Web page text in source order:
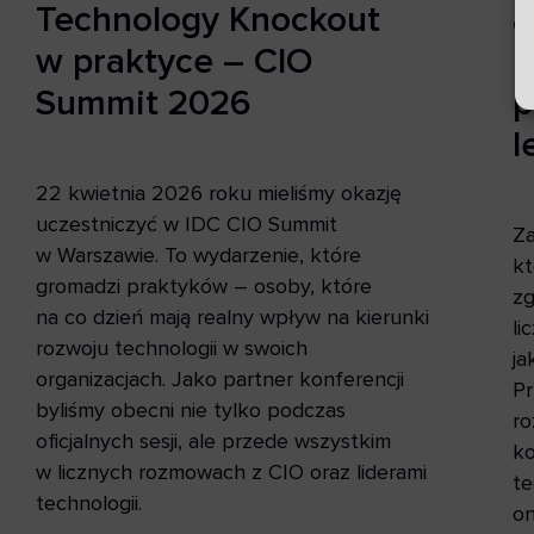
Technology Knockout
w praktyce – CIO
Summit 2026
22 kwietnia 2026 roku mieliśmy okazję
uczestniczyć w IDC CIO Summit
w Warszawie. To wydarzenie, które
gromadzi praktyków – osoby, które
na co dzień mają realny wpływ na kierunki
rozwoju technologii w swoich
organizacjach. Jako partner konferencji
byliśmy obecni nie tylko podczas
oficjalnych sesji, ale przede wszystkim
w licznych rozmowach z CIO oraz liderami
technologii.